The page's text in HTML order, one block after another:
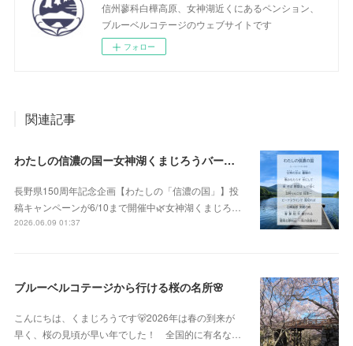
信州蓼科白樺高原、女神湖近くにあるペンション、
ブルーベルコテージのウェブサイトです
フォロー
関連記事
わたしの信濃の国ー女神湖くまじろうバージョン！🐻✨
長野県150周年記念企画【わたしの「信濃の国」】投
稿キャンペーンが6/10まで開催中🌿女神湖くまじろ…
2026.06.09 01:37
ブルーベルコテージから行ける桜の名所🌸
こんにちは、くまじろうです🐻2026年は春の到来が
早く、桜の見頃が早い年でした！ 全国的に有名な…